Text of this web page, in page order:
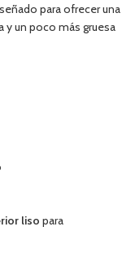
para ofrecer una
y un poco más gruesa
liso para